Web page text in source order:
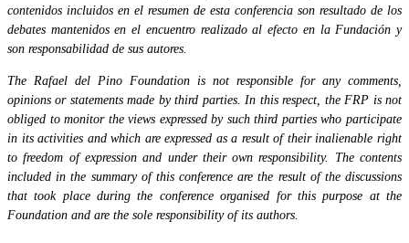
contenidos incluidos en el resumen de esta conferencia son resultado de los
debates mantenidos en el encuentro realizado al efecto en la Fundación y
son responsabilidad de sus autores.
The Rafael del Pino Foundation is not responsible for any comments,
opinions or statements made by third parties. In this respect, the FRP is not
obliged to monitor the views expressed by such third parties who participate
in its activities and which are expressed as a result of their inalienable right
to freedom of expression and under their own responsibility. The contents
included in the summary of this conference are the result of the discussions
that took place during the conference organised for this purpose at the
Foundation and are the sole responsibility of its authors.